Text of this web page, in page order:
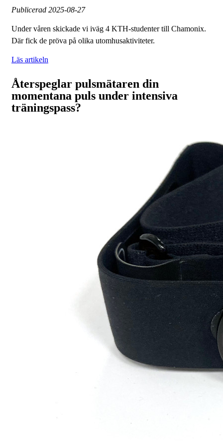
Publicerad 2025-08-27
Under våren skickade vi iväg 4 KTH-studenter till Chamonix.
Där fick de pröva på olika utomhusaktiviteter.
Läs artikeln
Återspeglar pulsmätaren din
momentana puls under intensiva
träningspass?